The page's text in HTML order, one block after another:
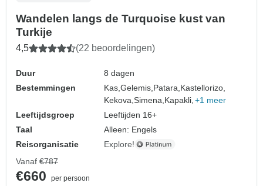
Wandelen langs de Turquoise kust van
Turkije
4,5 (22 beoordelingen)
Duur
8 dagen
Bestemmingen
Kas,Gelemis, Patara, Kastellorizo,
Kekova,Simena, Kapakli, +1 meer
Leeftijdsgroep
Leeftijden 16+
Taal
Alleen: Engels
Reisorganisatie
Explore!
Vanaf €787
€660
per persoon